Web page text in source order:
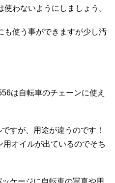
わないようにしましょう。
も使う事ができますが少し汚
は自転車のチェーンに使え
すが、用途が違うのです！
オイルが出ているのでそち
ケージに自転車の写真や用